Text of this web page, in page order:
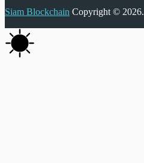
Siam Blockchain Copyright © 2026.